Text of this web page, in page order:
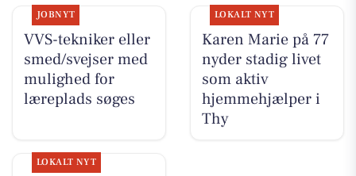
JOBNYT
VVS-tekniker eller
smed/svejser med
mulighed for
læreplads søges
LOKALT NYT
Karen Marie på 77
nyder stadig livet
som aktiv
hjemmehjælper i
Thy
LOKALT NYT